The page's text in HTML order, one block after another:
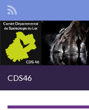
Search for:
CDS46